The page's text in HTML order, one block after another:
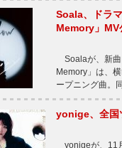
Soala、ドラ
Memory」MV
Soalaが、新
Memory」は、
ープニング曲。
yonige、全
yonigeが、11